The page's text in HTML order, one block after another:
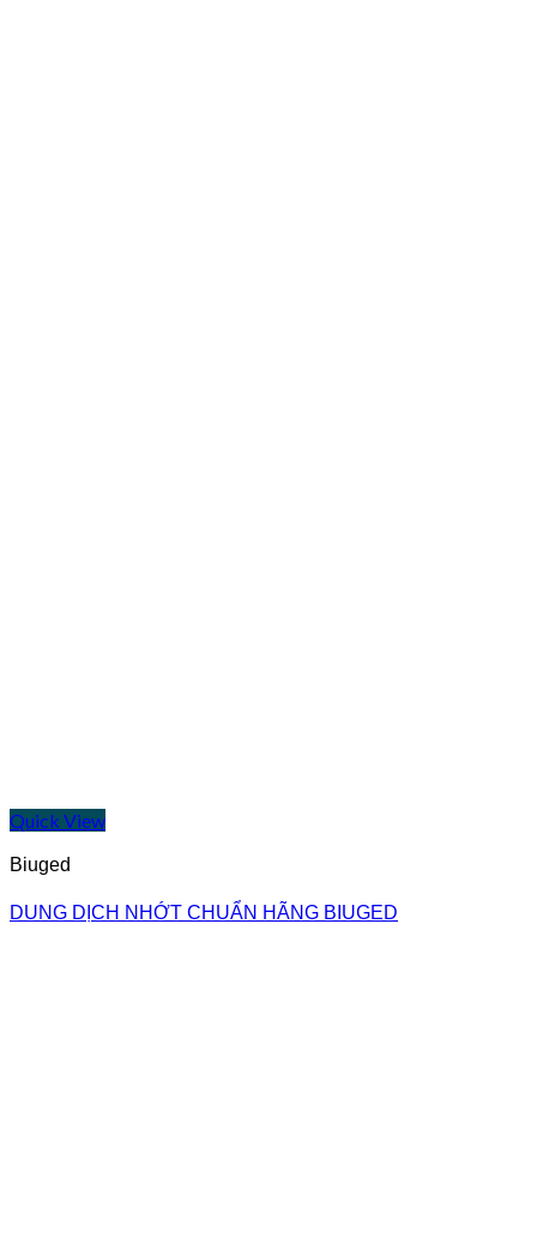
Quick View
Biuged
DUNG DỊCH NHỚT CHUẨN HÃNG BIUGED